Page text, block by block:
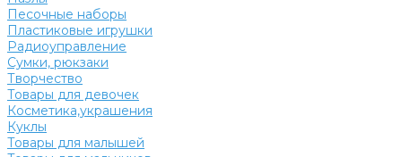
Песочные наборы
Пластиковые игрушки
Радиоуправление
Сумки, рюкзаки
Творчество
Товары для девочек
Косметика,украшения
Куклы
Товары для малышей